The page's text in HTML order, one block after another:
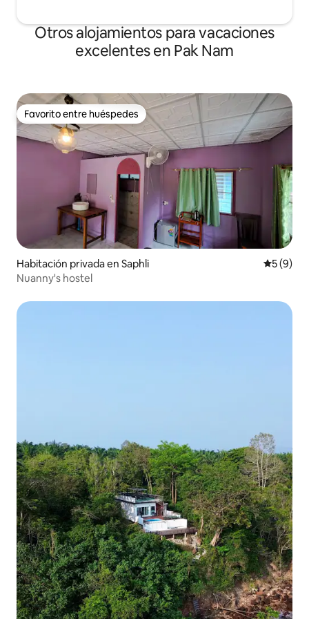
Otros alojamientos para vacaciones
excelentes en Pak Nam
Favorito entre huéspedes
Favorito entre huéspedes
Habitación privada en Saphli
5 (9)
Nuanny's hostel